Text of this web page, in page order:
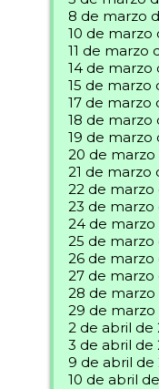
8 de marzo
10 de marzo
11 de marzo
14 de marzo
15 de marzo
17 de marzo
18 de marzo
19 de marzo
20 de marzo
21 de marzo
22 de marzo
23 de marzo
24 de marzo
25 de marzo
26 de marzo
27 de marzo
28 de marzo
29 de marzo
2 de abril de
3 de abril de
9 de abril de
10 de abril